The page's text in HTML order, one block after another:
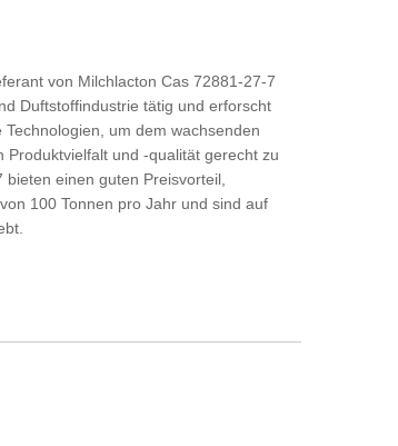
von Milchlacton Cas 72881-27-7
Duftstoffindustrie tätig und erforscht
um dem wachsenden
und -qualität gerecht zu
einen guten Preisvorteil,
100 Tonnen pro Jahr und sind auf